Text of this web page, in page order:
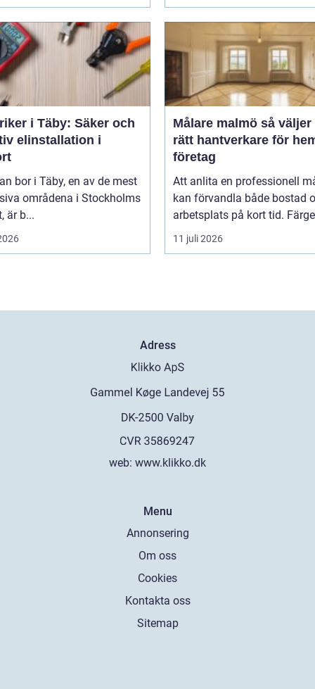
i Täby: Säker och
elinstallation i
bor i Täby, en av de mest
områdena i Stockholms
är b...
Målare malmö så väljer du
rätt hantverkare för
företag
Att anlita en professionell
kan förvandla både bostad
arbetsplats på kort tid.
11 juli 2026
Adress
web: www.klikko.dk
Menu
Annonsering
Om oss
Cookies
Kontakta oss
Sitemap